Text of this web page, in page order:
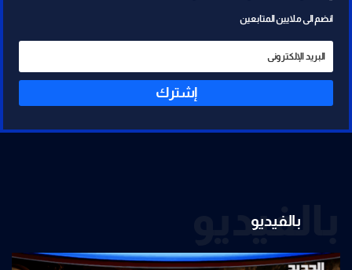
انضم الى ملايين المتابعين
إشترك
بالفيديو
بالفيديو